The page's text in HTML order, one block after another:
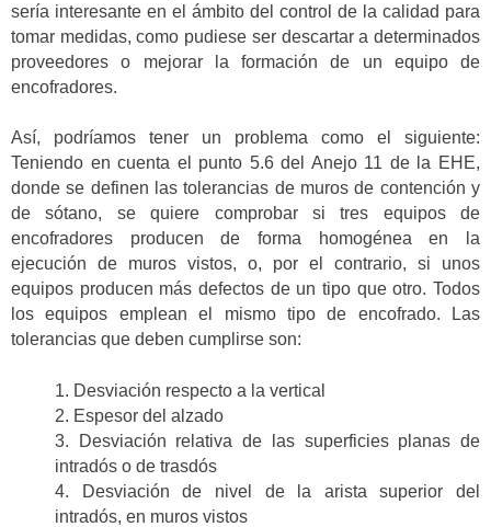
sería interesante en el ámbito del control de la calidad para
tomar medidas, como pudiese ser descartar a determinados
proveedores o mejorar la formación de un equipo de
encofradores.
Así, podríamos tener un problema como el siguiente:
Teniendo en cuenta el punto 5.6 del Anejo 11 de la EHE,
donde se definen las tolerancias de muros de contención y
de sótano, se quiere comprobar si tres equipos de
encofradores producen de forma homogénea en la
ejecución de muros vistos, o, por el contrario, si unos
equipos producen más defectos de un tipo que otro. Todos
los equipos emplean el mismo tipo de encofrado. Las
tolerancias que deben cumplirse son:
1. Desviación respecto a la vertical
2. Espesor del alzado
3. Desviación relativa de las superficies planas de
intradós o de trasdós
4. Desviación de nivel de la arista superior del
intradós, en muros vistos